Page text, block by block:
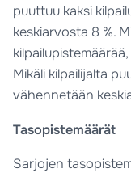
puuttuu kaksi
keskiarvosta 8 %.
Mikäli kilpailijalta
vähennetään
Tasopistemäärät
Sarjojen